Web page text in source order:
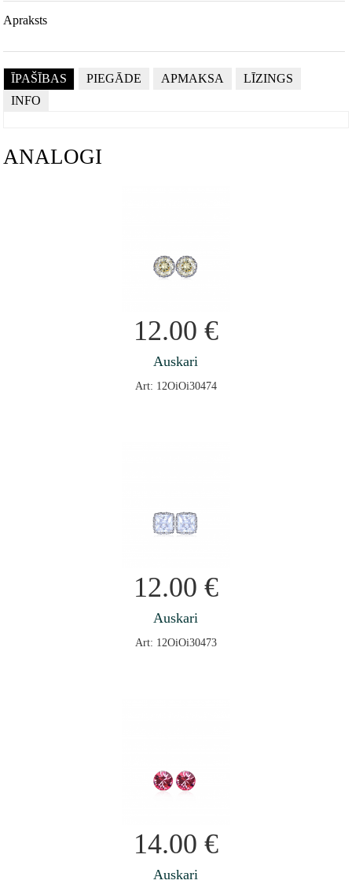
Apraksts
ĪPAŠĪBAS PIEGĀDE APMAKSA
LĪZINGS
INFO
ANALOGI
12.00 €
Auskari
Art: 12OiOi30474
12.00 €
Auskari
Art: 12OiOi30473
14.00 €
Auskari